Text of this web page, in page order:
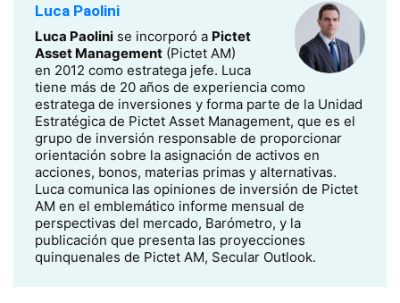
Luca Paolini
Luca Paolini se incorporó a Pictet
Asset Management (Pictet AM)
en 2012 como estratega jefe. Luca
tiene más de 20 años de experiencia como
estratega de inversiones y forma parte de la Unidad
Estratégica de Pictet Asset Management, que es el
grupo de inversión responsable de proporcionar
orientación sobre la asignación de activos en
acciones, bonos, materias primas y alternativas.
Luca comunica las opiniones de inversión de Pictet
AM en el emblemático informe mensual de
perspectivas del mercado, Barómetro, y la
publicación que presenta las proyecciones
quinquenales de Pictet AM, Secular Outlook.